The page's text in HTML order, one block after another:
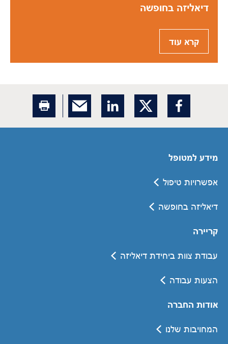
דיאליזה בחופשה
קרא עוד
מידע למטופל
אפשרויות טיפול
דיאליזה בחופשה
קריירה
עבודת צוות ביחידת דיאליזה
הצעות עבודה
אודות החברה
המחויבות שלנו